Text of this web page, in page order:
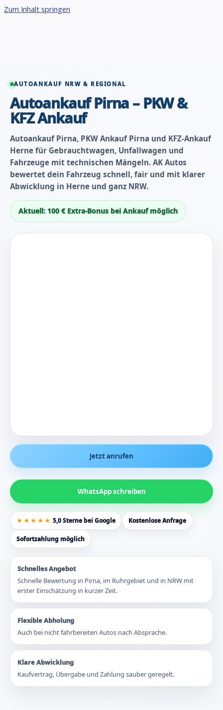
Zum Inhalt springen
AUTOANKAUF NRW & REGIONAL
Autoankauf Pirna – PKW &
KFZ Ankauf
Autoankauf Pirna, PKW Ankauf Pirna und KFZ-Ankauf
Herne für Gebrauchtwagen, Unfallwagen und
Fahrzeuge mit technischen Mängeln. AK Autos
bewertet dein Fahrzeug schnell, fair und mit klarer
Abwicklung in Herne und ganz NRW.
Aktuell: 100 € Extra-Bonus bei Ankauf möglich
Jetzt anrufen
WhatsApp schreiben
★★★★★ 5,0 Sterne bei Google Kostenlose Anfrage
Sofortzahlung möglich
Schnelles Angebot
Schnelle Bewertung in Pirna, im Ruhrgebiet und in NRW mit
erster Einschätzung in kurzer Zeit.
Flexible Abholung
Auch bei nicht fahrbereiten Autos nach Absprache.
Klare Abwicklung
Kaufvertrag, Übergabe und Zahlung sauber geregelt.